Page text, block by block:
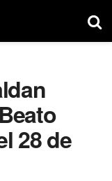
28 de